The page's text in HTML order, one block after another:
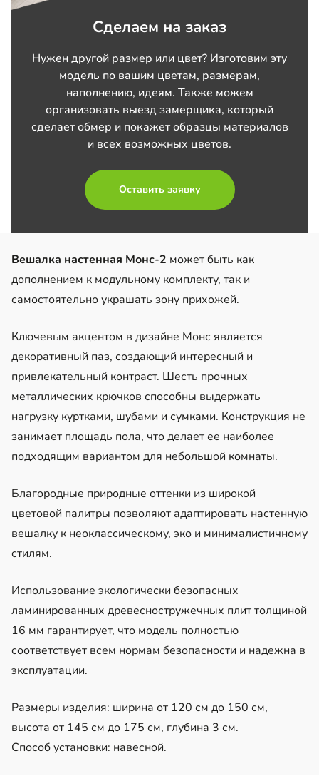
Сделаем на заказ
Нужен другой размер или цвет? Изготовим эту
модель по вашим цветам, размерам,
наполнению, идеям. Также можем
организовать выезд замерщика, который
сделает обмер и покажет образцы материалов
и всех возможных цветов.
Оставить заявку
Вешалка настенная Монс-2 может быть как
дополнением к модульному комплекту, так и
самостоятельно украшать зону прихожей.
Ключевым акцентом в дизайне Монс является
декоративный паз, создающий интересный и
привлекательный контраст. Шесть прочных
металлических крючков способны выдержать
нагрузку куртками, шубами и сумками. Конструкция не
занимает площадь пола, что делает ее наиболее
подходящим вариантом для небольшой комнаты.
Благородные природные оттенки из широкой
цветовой палитры позволяют адаптировать настенную
вешалку к неоклассическому, эко и минималистичному
стилям.
Использование экологически безопасных
ламинированных древесностружечных плит толщиной
16 мм гарантирует, что модель полностью
соответствует всем нормам безопасности и надежна в
эксплуатации.
Размеры изделия: ширина от 120 см до 150 см,
высота от 145 см до 175 см, глубина 3 см.
Способ установки: навесной.